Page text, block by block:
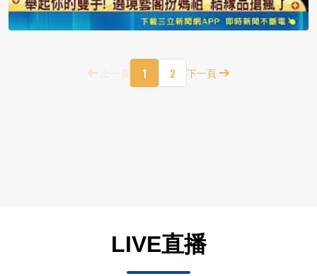
上一頁 1 2 下一頁
LIVE直播